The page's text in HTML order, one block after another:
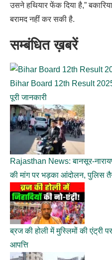
उसने हथियार फेंक दिया है,”
बरामद नहीं कर सकी है.
सम्बंधित ख़बरें
Bihar Board 12th Result 2025
पूरी जानकारी
Rajasthan News: बानसूर-
की मांग पर भड़का आंदोलन, पुलिस
ब्रज की होली में मुस्लिमों की एंट्री
आपत्ति